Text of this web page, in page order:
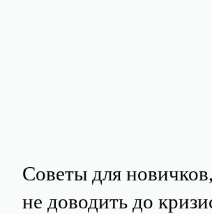
Советы для
не доводить до